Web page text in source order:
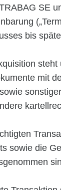
SE
bis
mit
sowie die